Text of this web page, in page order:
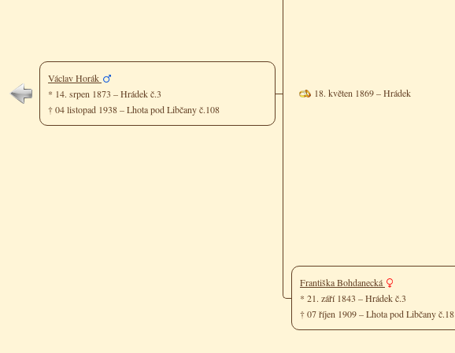
Václav Horák
* 14. srpen 1873 – Hrádek č.3
† 04 listopad 1938 – Lhota pod Libčany č.108
18. květen 1869 – Hrádek
Františka Bohdanecká
* 21. září 1843 – Hrádek č.3
† 07 říjen 1909 – Lhota pod Libčany č.18